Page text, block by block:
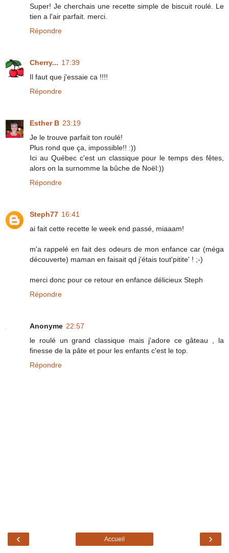
Super! Je cherchais une recette simple de biscuit roulé. Le
tien a l'air parfait. merci.
Répondre
Cherry... 17:39
Il faut que j'essaie ca !!!!
Répondre
Esther B 23:19
Je le trouve parfait ton roulé!
Plus rond que ça, impossible!! :))
Ici au Québec c'est un classique pour le temps des fêtes,
alors on la surnomme la bûche de Noël:))
Répondre
Steph77 16:41
ai fait cette recette le week end passé, miaaam!
m'a rappelé en fait des odeurs de mon enfance car (méga
découverte) maman en faisait qd j'étais tout'pitite' ! ;-)
merci donc pour ce retour en enfance délicieux Steph
Répondre
Anonyme 22:57
le roulé un grand classique mais j'adore ce gâteau , la
finesse de la pâte et pour les enfants c'est le top.
Répondre
‹ ›
Accueil